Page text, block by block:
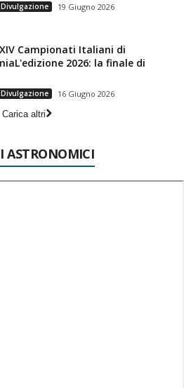
19 Giugno 2026
Campionati Italiani di
2026: la finale di
16 Giugno 2026
Carica altri
ASTRONOMICI